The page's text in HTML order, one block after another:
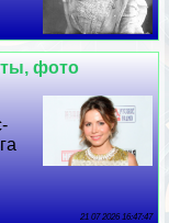
фото
21 07 2026 16:47:47